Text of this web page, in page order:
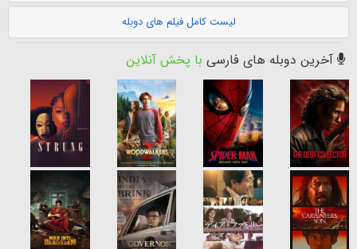
لیست کامل فیلم های دوبله
آخرین دوبله های فارسی با پخش آنلاین